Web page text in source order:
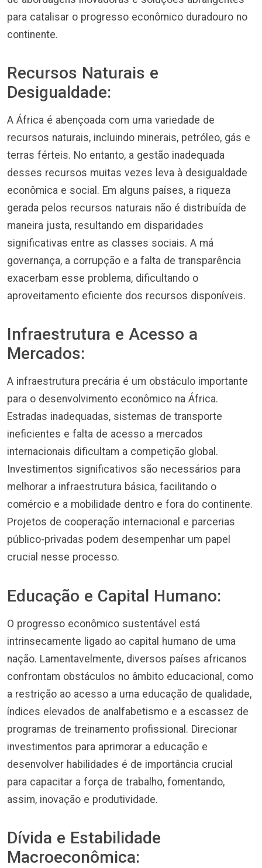
para catalisar o progresso econômico duradouro no
continente.
Recursos Naturais e
Desigualdade:
A África é abençoada com uma variedade de
recursos naturais, incluindo minerais, petróleo, gás e
terras férteis. No entanto, a gestão inadequada
desses recursos muitas vezes leva à desigualdade
econômica e social. Em alguns países, a riqueza
gerada pelos recursos naturais não é distribuída de
maneira justa, resultando em disparidades
significativas entre as classes sociais. A má
governança, a corrupção e a falta de transparência
exacerbam esse problema, dificultando o
aproveitamento eficiente dos recursos disponíveis.
Infraestrutura e Acesso a
Mercados:
A infraestrutura precária é um obstáculo importante
para o desenvolvimento econômico na África.
Estradas inadequadas, sistemas de transporte
ineficientes e falta de acesso a mercados
internacionais dificultam a competição global.
Investimentos significativos são necessários para
melhorar a infraestrutura básica, facilitando o
comércio e a mobilidade dentro e fora do continente.
Projetos de cooperação internacional e parcerias
público-privadas podem desempenhar um papel
crucial nesse processo.
Educação e Capital Humano:
O progresso econômico sustentável está
intrinsecamente ligado ao capital humano de uma
nação. Lamentavelmente, diversos países africanos
confrontam obstáculos no âmbito educacional, como
a restrição ao acesso a uma educação de qualidade,
índices elevados de analfabetismo e a escassez de
programas de treinamento profissional. Direcionar
investimentos para aprimorar a educação e
desenvolver habilidades é de importância crucial
para capacitar a força de trabalho, fomentando,
assim, inovação e produtividade.
Dívida e Estabilidade
Macroeconômica: